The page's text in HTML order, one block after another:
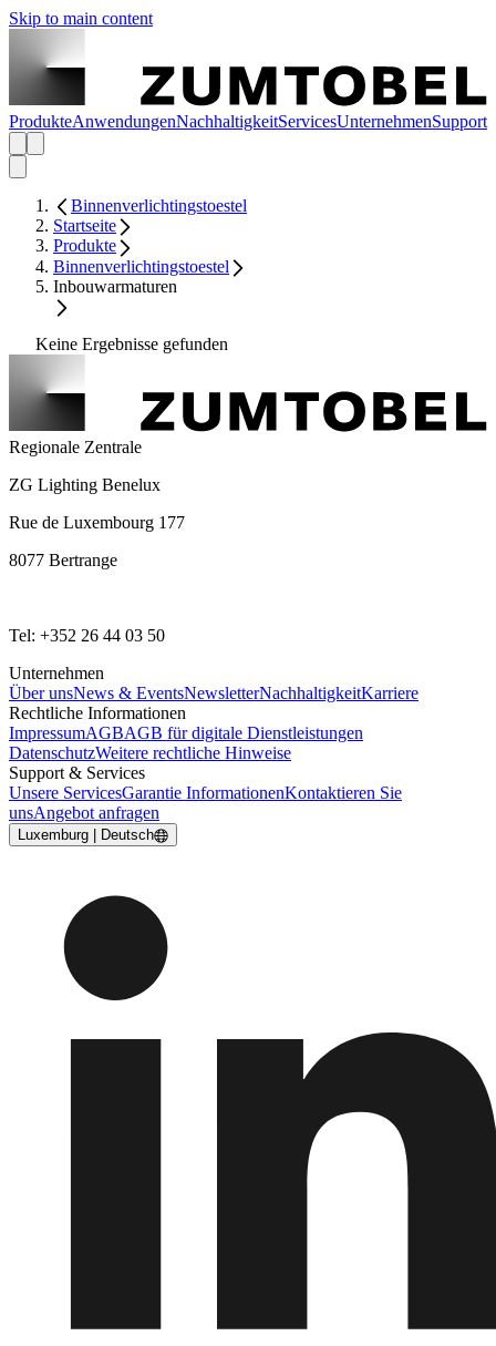
Skip to main content
ProdukteAnwendungenNachhaltigkeitServicesUnternehmenSupport
Binnenverlichtingstoestel
Startseite
Produkte
Binnenverlichtingstoestel
Inbouwarmaturen
Keine Ergebnisse gefunden
Regionale Zentrale
ZG Lighting Benelux
Rue de Luxembourg 177
8077 Bertrange
Tel: +352 26 44 03 50
Unternehmen
Über unsNews & EventsNewsletterNachhaltigkeitKarriere
Rechtliche Informationen
ImpressumAGBAGB für digitale Dienstleistungen
DatenschutzWeitere rechtliche Hinweise
Support & Services
Unsere ServicesGarantie InformationenKontaktieren Sie
unsAngebot anfragen
Luxemburg | Deutsch